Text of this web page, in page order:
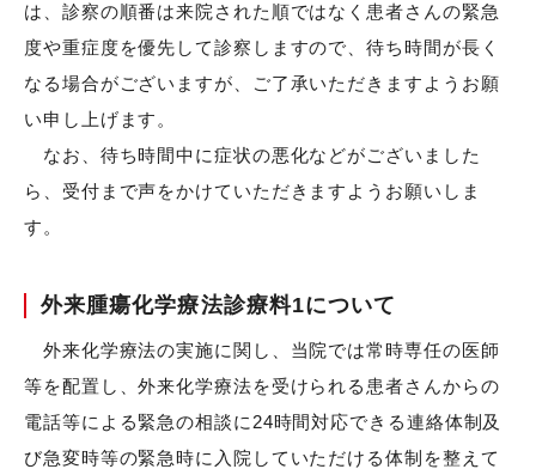
は、診察の順番は来院された順ではなく患者さんの緊急
度や重症度を優先して診察しますので、待ち時間が長く
なる場合がございますが、ご了承いただきますようお願
い申し上げます。
なお、待ち時間中に症状の悪化などがございました
ら、受付まで声をかけていただきますようお願いしま
す。
外来腫瘍化学療法診療料1について
外来化学療法の実施に関し、当院では常時専任の医師
等を配置し、外来化学療法を受けられる患者さんからの
電話等による緊急の相談に24時間対応できる連絡体制及
び急変時等の緊急時に入院していただける体制を整えて